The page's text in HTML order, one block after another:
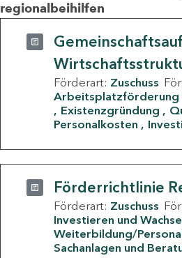
regionalbeihilfen
Förderart: Zuschuss
Arbeitsplatzförderung
Existenzgründung
Personalkosten
Förderrichtlinie
Förderart: Zuschuss
Investieren und
Weiterbildung/
Sachanlagen und